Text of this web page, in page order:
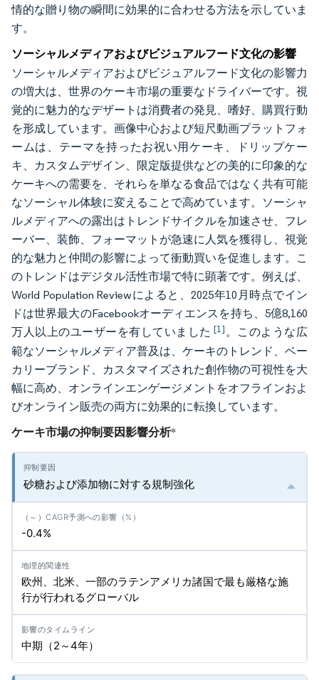
情的な贈り物の瞬間に効果的に合わせる方法を示していま
す。
ソーシャルメディアおよびビジュアルフード文化の影響
ソーシャルメディアおよびビジュアルフード文化の影響力
の増大は、世界のケーキ市場の重要なドライバーです。視
覚的に魅力的なデザートは消費者の発見、嗜好、購買行動
を形成しています。画像中心および短尺動画プラットフォ
ームは、テーマを持ったお祝い用ケーキ、ドリップケー
キ、カスタムデザイン、限定版提供などの美的に印象的な
ケーキへの需要を、それらを単なる食品ではなく共有可能
なソーシャル体験に変えることで高めています。ソーシャ
ルメディアへの露出はトレンドサイクルを加速させ、フレ
ーバー、装飾、フォーマットが急速に人気を獲得し、視覚
的な魅力と仲間の影響によって衝動買いを促進します。こ
のトレンドはデジタル活性市場で特に顕著です。例えば、
World Population Reviewによると、2025年10月時点でイン
ドは世界最大のFacebookオーディエンスを持ち、5億8,160
万人以上のユーザーを有していました[1]。このような広
範なソーシャルメディア普及は、ケーキのトレンド、ベー
カリーブランド、カスタマイズされた創作物の可視性を大
幅に高め、オンラインエンゲージメントをオフラインおよ
びオンライン販売の両方に効果的に転換しています。
ケーキ市場の抑制要因影響分析*
砂糖および添加物に対する規制強化
-0.4%
欧州、北米、一部のラテンアメリカ諸国で最も厳格な施
行が行われるグローバル
中期（2～4年）